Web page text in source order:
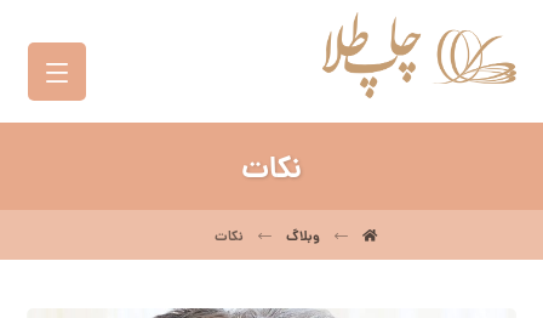
نکات
وبلاگ نکات